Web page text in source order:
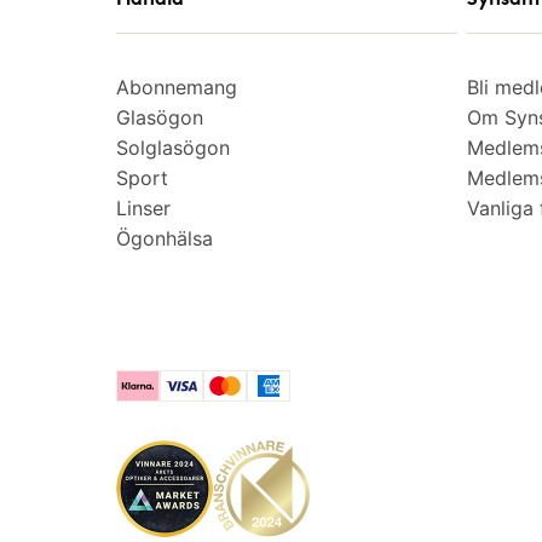
Abonnemang
Glasögon
Solglasögon
Sport
Linser
Ögonhälsa
Bli
Om
Vanliga
KlarnaVisa MastercardAmerican Express